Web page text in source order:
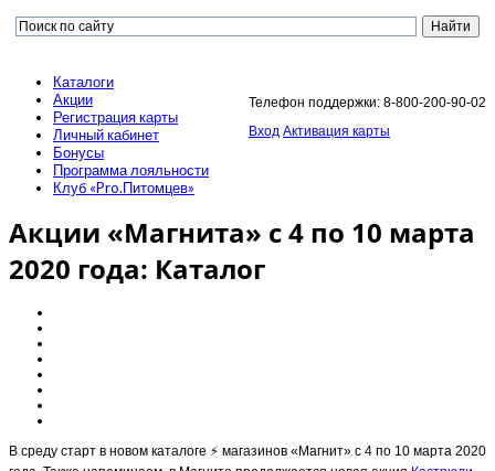
Телефон поддержки: 8-800-200-90-02
Вход Активация карты
Каталоги
Акции
Регистрация карты
Личный кабинет
Бонусы
Программа лояльности
Клуб «Pro.Питомцев»
Акции «Магнита» с 4 по 10 марта
2020 года: Каталог
В среду старт в новом каталоге ⚡️ магазинов «Магнит» с 4 по 10 марта 2020